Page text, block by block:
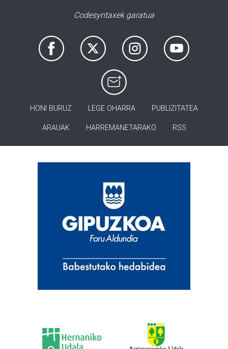
Codesyntaxek garatua
HONI BURUZ LEGE OHARRA PUBLIZITATEA
ARAUAK HARREMANETARAKO RSS